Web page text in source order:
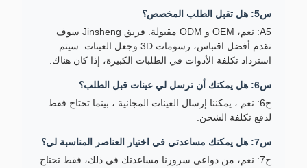
س5: هل تقبل الطلب المخصص؟
A5: نعم، OEM و ODM مقبولة. فريق Jinsheng سوف
تقدم أفضل اقتباس، رسومات 3D وجعل العينات. سيتم
استرداد تكلفة الأدوات في الطلبات الكبيرة، إذا كان هناك.
س6: هل يمكنك أن ترسل لي عينات قبل الطلب؟
ج6: نعم ، يمكننا إرسال العينات المجانية ، بينما تحتاج فقط
لدفع تكلفة الشحن.
س7: هل يمكنك مساعدتي في اختيار العناصر المناسبة لي؟
ج7: نعم، من دواعي سرورنا مساعدتك في ذلك، فقط تحتاج